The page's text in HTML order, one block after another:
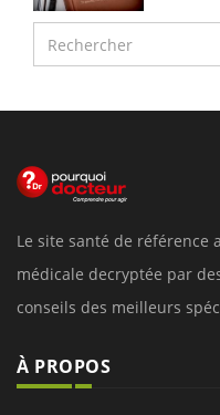
Le site santé de référence
médicale decryptée par
conseils des meilleurs
À PROPOS